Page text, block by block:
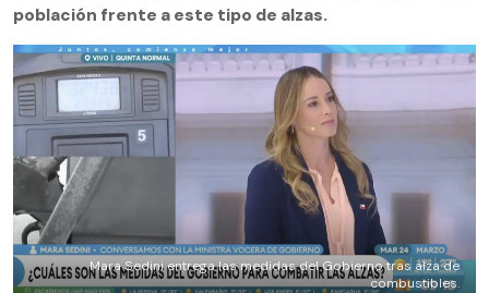
población frente a este tipo de alzas.
Mara Sedini entrega las medidas del Gobierno tras alza de
combustibles.